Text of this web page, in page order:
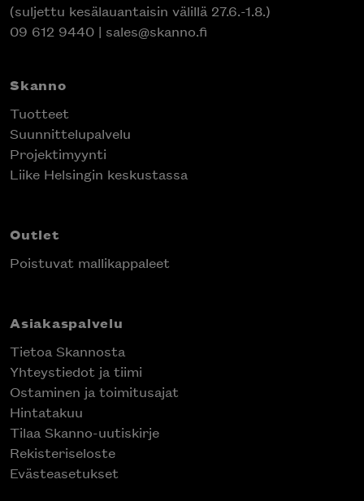
(suljettu kesälauantaisin välillä 27.6.-1.8.)
09 612 9440 | sales@skanno.fi
Skanno
Tuotteet
Suunnittelupalvelu
Projektimyynti
Liike Helsingin keskustassa
Outlet
Poistuvat mallikappaleet
Asiakaspalvelu
Tietoa Skannosta
Yhteystiedot ja tiimi
Ostaminen ja toimitusajat
Hintatakuu
Tilaa Skanno-uutiskirje
Rekisteriseloste
Evästeasetukset